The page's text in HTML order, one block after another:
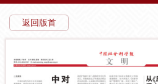
返回版首